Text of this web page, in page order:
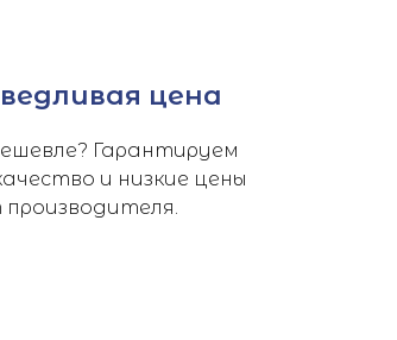
цена
Гарантируем
и низкие цены